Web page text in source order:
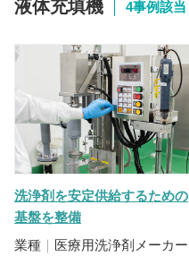
液体充填機 4事例該当
洗浄剤を安定供給するための
基盤を整備
業種 ｜ 医療用洗浄剤メーカー